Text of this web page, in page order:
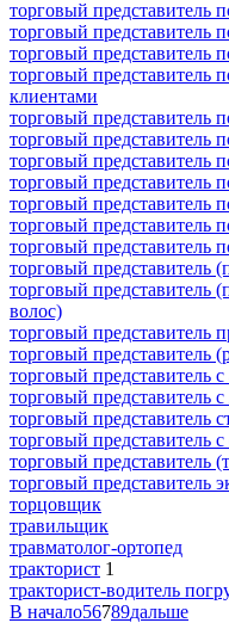
торговый представитель
торговый представитель
торговый представитель
торговый представитель
клиентами
торговый представитель
торговый представитель
торговый представитель
торговый представитель
торговый представитель
торговый представитель
торговый представитель
торговый представитель
торговый представитель
волос)
торговый представитель
торговый представитель
торговый представитель
торговый представитель
торговый представитель
торговый представитель
торговый представитель
торговый представитель
торцовщик
травильщик
травматолог-ортопед
тракторист 1
тракторист-водитель
В начало56789дальше